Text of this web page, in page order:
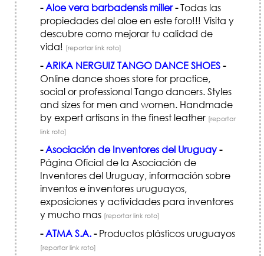
-Aloe vera barbadensis miller-Todas las
propiedades del aloe en este foro!!! Visita y
descubre como mejorar tu calidad de
vida! [reportar link roto]
-ARIKA NERGUIZ TANGO DANCE SHOES-
Online dance shoes store for practice,
social or professional Tango dancers. Styles
and sizes for men and women. Handmade
by expert artisans in the finest leather [reportar
link roto]
-Asociación de Inventores del Uruguay-
Página Oficial de la Asociación de
Inventores del Uruguay, información sobre
inventos e inventores uruguayos,
exposiciones y actividades para inventores
y mucho mas [reportar link roto]
-ATMA S.A.-Productos plásticos uruguayos
[reportar link roto]